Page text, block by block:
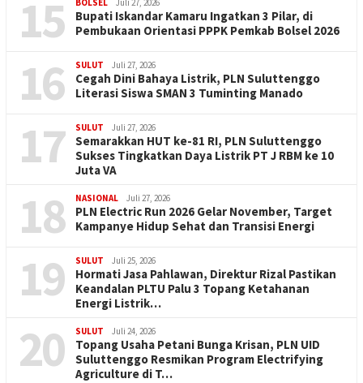
15 BOLSEL Juli 27, 2026
Bupati Iskandar Kamaru Ingatkan 3 Pilar, di
Pembukaan Orientasi PPPK Pemkab Bolsel 2026
16 SULUT Juli 27, 2026
Cegah Dini Bahaya Listrik, PLN Suluttenggo
Literasi Siswa SMAN 3 Tuminting Manado
17 SULUT Juli 27, 2026
Semarakkan HUT ke-81 RI, PLN Suluttenggo
Sukses Tingkatkan Daya Listrik PT J RBM ke 10
Juta VA
18 NASIONAL Juli 27, 2026
PLN Electric Run 2026 Gelar November, Target
Kampanye Hidup Sehat dan Transisi Energi
19 SULUT Juli 25, 2026
Hormati Jasa Pahlawan, Direktur Rizal Pastikan
Keandalan PLTU Palu 3 Topang Ketahanan
Energi Listrik…
20 SULUT Juli 24, 2026
Topang Usaha Petani Bunga Krisan, PLN UID
Suluttenggo Resmikan Program Electrifying
Agriculture di T…